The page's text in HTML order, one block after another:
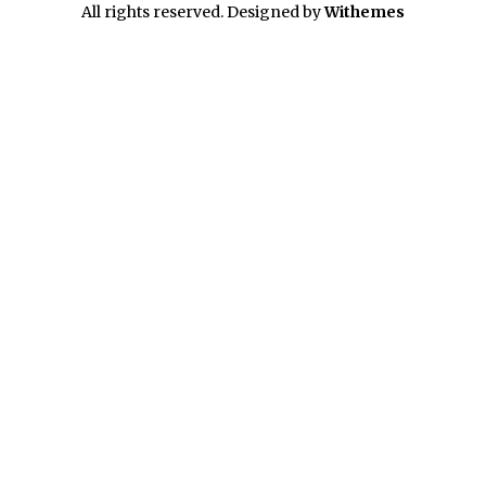
All rights reserved. Designed byWithemes